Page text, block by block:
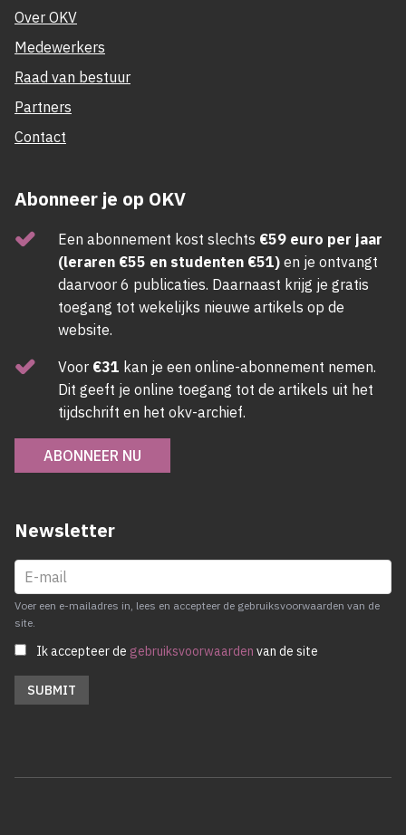
Over OKV
Medewerkers
Raad van bestuur
Partners
Contact
Abonneer je op OKV
Een abonnement kost slechts €59 euro per jaar
(leraren €55 en studenten €51) en je ontvangt
daarvoor 6 publicaties. Daarnaast krijg je gratis
toegang tot wekelijks nieuwe artikels op de
website.
Voor €31 kan je een online-abonnement nemen.
Dit geeft je online toegang tot de artikels uit het
tijdschrift en het okv-archief.
ABONNEER NU
Newsletter
Voer een e-mailadres in, lees en accepteer de gebruiksvoorwaarden van de
site.
Ik accepteer de gebruiksvoorwaarden van de site